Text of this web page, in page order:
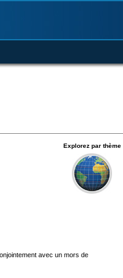
Explorez par thème
avec un mors de